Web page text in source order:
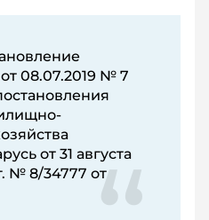
08.07.2019 № 7
от 31 августа
№ 8/34777 от